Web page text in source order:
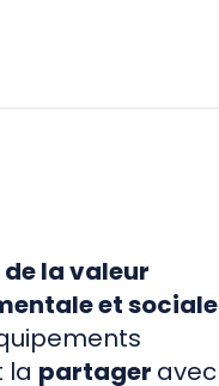
la valeur
et sociale
la partager avec